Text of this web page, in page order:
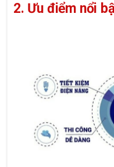
2. Ưu điểm nổi